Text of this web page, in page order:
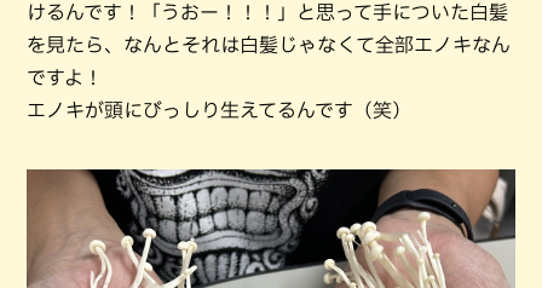
けるんです！「うおー！！！」と思って手についた白髪
を見たら、なんとそれは白髪じゃなくて全部エノキなん
ですよ！
エノキが頭にびっしり生えてるんです（笑）